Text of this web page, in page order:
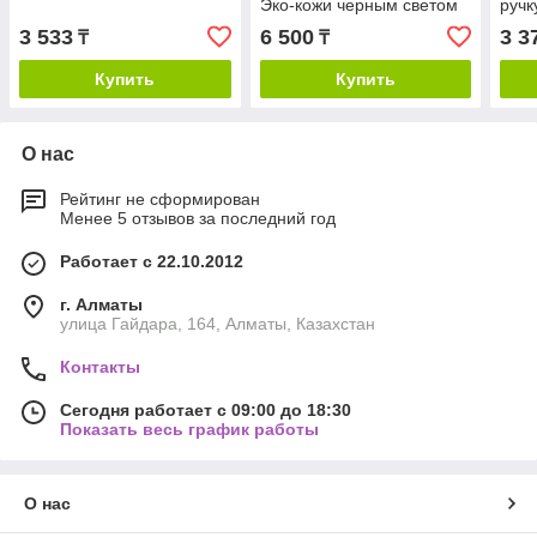
3 533 ₸
Купить
Эко-кожи черным светом
6 500₸
Купить
3
О нас
Рейтинг не сформирован
Менее 5 отзывов за последний год
Работает с 22.10.2012
г. Алматы
улица Гайдара, 164, Алматы, Казахстан
Контакты
Сегодня работает с 09:00 до 18:30
Показать весь график работы
О нас